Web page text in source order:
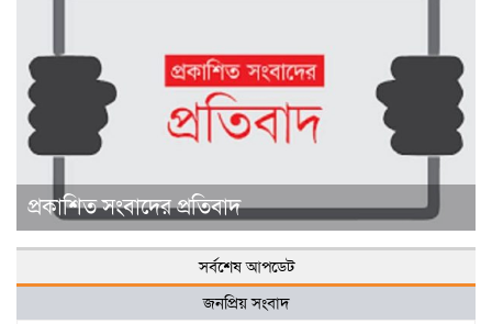
প্রকাশিত সংবাদের প্রতিবাদ
সর্বশেষ আপডেট
জনপ্রিয় সংবাদ